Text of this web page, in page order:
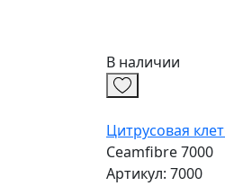
В наличии
Цитрусовая
Ceamfibre 7000
Артикул: 7000